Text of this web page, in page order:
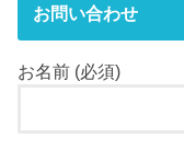
お問い合わせ
お名前 (必須)